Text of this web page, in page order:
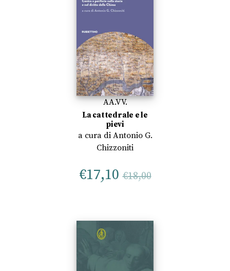
AA.VV.
La cattedrale e le
pievi
a cura di Antonio G.
Chizzoniti
€17,10 €18,00